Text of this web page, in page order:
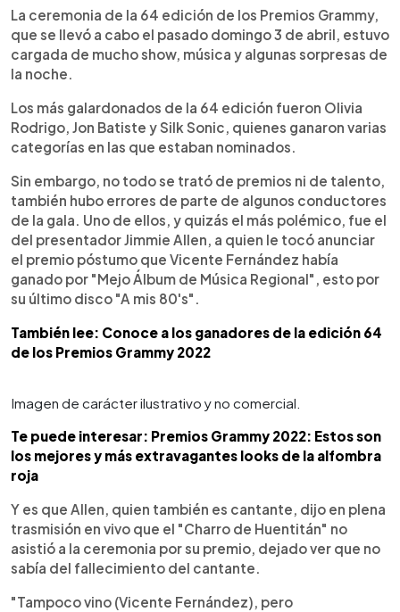
Escuchar artículo
La ceremonia de la 64 edición de los Premios Grammy,
que se llevó a cabo el pasado domingo 3 de abril, estuvo
cargada de mucho show, música y algunas sorpresas de
la noche.
Los más galardonados de la 64 edición fueron Olivia
Rodrigo, Jon Batiste y Silk Sonic, quienes ganaron varias
categorías en las que estaban nominados.
Sin embargo, no todo se trató de premios ni de talento,
también hubo errores de parte de algunos conductores
de la gala. Uno de ellos, y quizás el más polémico, fue el
del presentador Jimmie Allen, a quien le tocó anunciar
el premio póstumo que Vicente Fernández había
ganado por "Mejo Álbum de Música Regional", esto por
su último disco "A mis 80's".
También lee: Conoce a los ganadores de la edición 64
de los Premios Grammy 2022
Imagen de carácter ilustrativo y no comercial.
Te puede interesar: Premios Grammy 2022: Estos son
los mejores y más extravagantes looks de la alfombra
roja
Y es que Allen, quien también es cantante, dijo en plena
trasmisión en vivo que el "Charro de Huentitán" no
asistió a la ceremonia por su premio, dejado ver que no
sabía del fallecimiento del cantante.
"Tampoco vino (Vicente Fernández), pero